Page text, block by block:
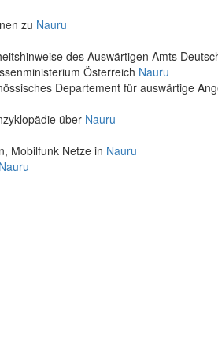
zu Nauru
des Auswärtigen Amts
Österreich Nauru
Departement für auswärtige
über Nauru
Mobilfunk Netze in Nauru
Nauru